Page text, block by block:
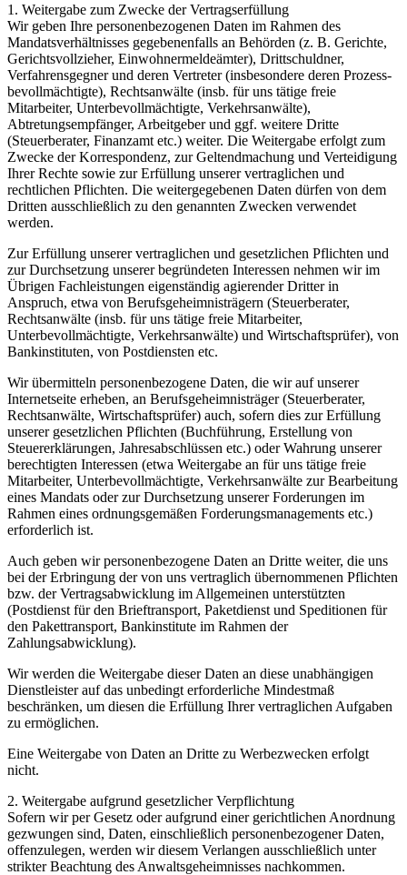
1. Weitergabe zum Zwecke der Vertragserfüllung
Wir geben Ihre personenbezogenen Daten im Rahmen des
Mandatsverhältnisses gegebenenfalls an Behörden (z. B. Gerichte,
Gerichtsvollzieher, Einwohnermeldeämter), Drittschuldner,
Verfahrensgegner und deren Vertreter (insbesondere deren Prozess-
bevollmächtigte), Rechtsanwälte (insb. für uns tätige freie
Mitarbeiter, Unterbevollmächtigte, Verkehrsanwälte),
Abtretungsempfänger, Arbeitgeber und ggf. weitere Dritte
(Steuerberater, Finanzamt etc.) weiter. Die Weitergabe erfolgt zum
Zwecke der Korrespondenz, zur Geltendmachung und Verteidigung
Ihrer Rechte sowie zur Erfüllung unserer vertraglichen und
rechtlichen Pflichten. Die weitergegebenen Daten dürfen von dem
Dritten ausschließlich zu den genannten Zwecken verwendet
werden.
Zur Erfüllung unserer vertraglichen und gesetzlichen Pflichten und
zur Durchsetzung unserer begründeten Interessen nehmen wir im
Übrigen Fachleistungen eigenständig agierender Dritter in
Anspruch, etwa von Berufsgeheimnisträgern (Steuerberater,
Rechtsanwälte (insb. für uns tätige freie Mitarbeiter,
Unterbevollmächtigte, Verkehrsanwälte) und Wirtschaftsprüfer), von
Bankinstituten, von Postdiensten etc.
Wir übermitteln personenbezogene Daten, die wir auf unserer
Internetseite erheben, an Berufsgeheimnisträger (Steuerberater,
Rechtsanwälte, Wirtschaftsprüfer) auch, sofern dies zur Erfüllung
unserer gesetzlichen Pflichten (Buchführung, Erstellung von
Steuererklärungen, Jahresabschlüssen etc.) oder Wahrung unserer
berechtigten Interessen (etwa Weitergabe an für uns tätige freie
Mitarbeiter, Unterbevollmächtigte, Verkehrsanwälte zur Bearbeitung
eines Mandats oder zur Durchsetzung unserer Forderungen im
Rahmen eines ordnungsgemäßen Forderungsmanagements etc.)
erforderlich ist.
Auch geben wir personenbezogene Daten an Dritte weiter, die uns
bei der Erbringung der von uns vertraglich übernommenen Pflichten
bzw. der Vertragsabwicklung im Allgemeinen unterstützten
(Postdienst für den Brieftransport, Paketdienst und Speditionen für
den Pakettransport, Bankinstitute im Rahmen der
Zahlungsabwicklung).
Wir werden die Weitergabe dieser Daten an diese unabhängigen
Dienstleister auf das unbedingt erforderliche Mindestmaß
beschränken, um diesen die Erfüllung Ihrer vertraglichen Aufgaben
zu ermöglichen.
Eine Weitergabe von Daten an Dritte zu Werbezwecken erfolgt
nicht.
2. Weitergabe aufgrund gesetzlicher Verpflichtung
Sofern wir per Gesetz oder aufgrund einer gerichtlichen Anordnung
gezwungen sind, Daten, einschließlich personenbezogener Daten,
offenzulegen, werden wir diesem Verlangen ausschließlich unter
strikter Beachtung des Anwaltsgeheimnisses nachkommen.